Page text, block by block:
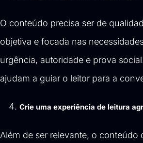
O conteúdo precisa ser de
objetiva e focada nas
urgência, autoridade e prova
ajudam a guiar o leitor para a
Crie uma experiência de leitura
Além de ser relevante, o conteúdo